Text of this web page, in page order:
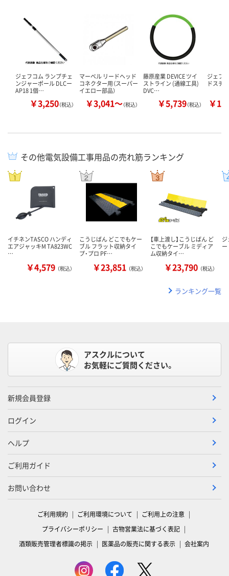
ジェフコム ランプチェ
ンジャーポール DLCー
AP18 1個…
￥3,250（税込）
マーベル リードヘッド
コネクター用（スーパー
イエロー部品）
￥3,041～（税込）
藤原産業 DEVICE ツイ
ストライン (通線工具)
DVC…
￥5,739（税込）
ジェフ
ドスチ
￥
その他電気設備工事用品の売れ筋ランキング
イチネンTASCO ハンディ
エアジャッキM TA823WC
…
￥4,579 （税込）
こうじばん どこでもケー
ブル フラット収納タイ
プ・プロ PF…
￥23,851 （税込）
【車上渡し】こうじばん ど
こでもケーブル ミディア
ム収納タイ…
￥23,790 （税込）
ー
ランキング一覧
アスクルについて
お気軽にご質問ください。
新規会員登録
ログイン
ヘルプ
ご利用ガイド
お問い合わせ
ご利用規約 ご利用環境について
ご利用上の注意
プライバシーポリシー
古物営業法に基づく表記
酒類販売管理者標識の掲示
医薬品の販売に関する表示 会社案内